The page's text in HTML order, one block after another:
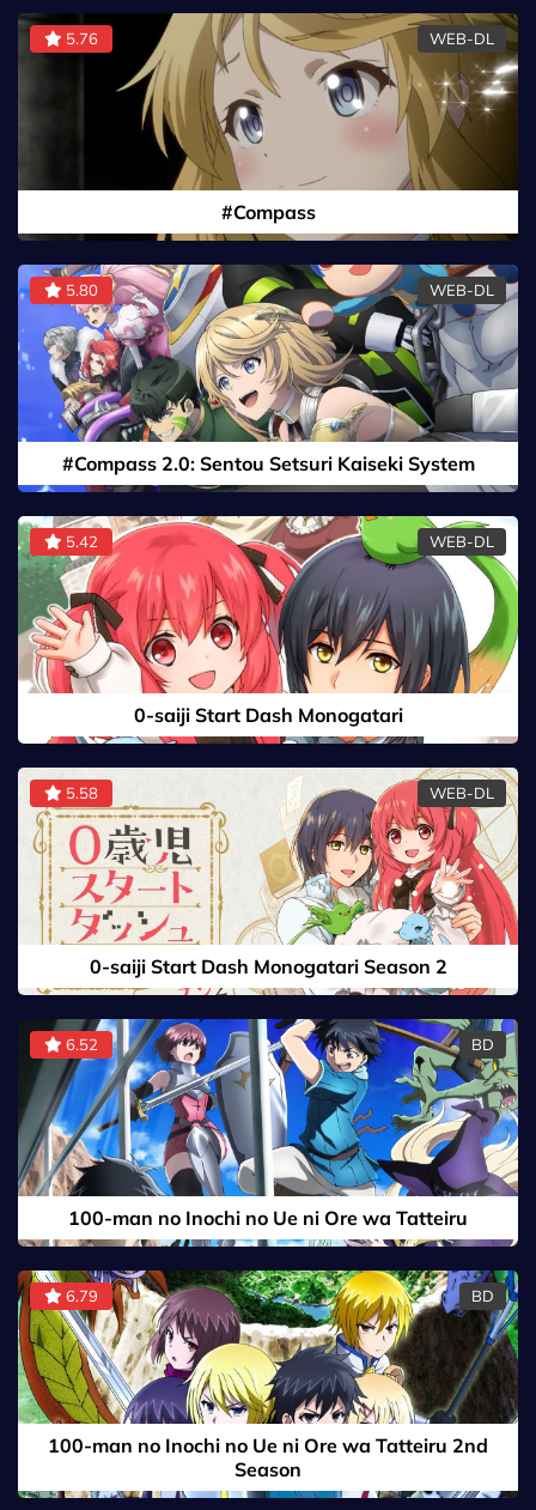
5.76 WEB-DL
#Compass
5.80 WEB-DL
#Compass 2.0: Sentou Setsuri Kaiseki System
5.42 WEB-DL
0-saiji Start Dash Monogatari
5.58 WEB-DL
0-saiji Start Dash Monogatari Season 2
6.52 BD
100-man no Inochi no Ue ni Ore wa Tatteiru
6.79 BD
100-man no Inochi no Ue ni Ore wa Tatteiru 2nd
Season